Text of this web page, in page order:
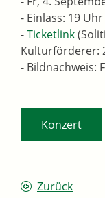
- Einlass: 19
-Ticketlink
Kulturförderer:
- Bildnachweis:
Konzert
Zurück